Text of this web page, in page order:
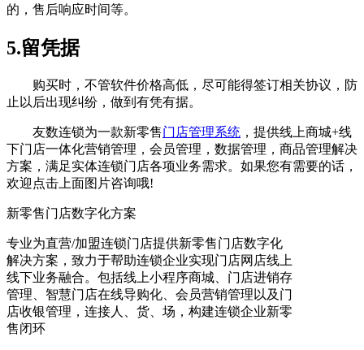
的，售后响应时间等。
5.留凭据
购买时，不管软件价格高低，尽可能得签订相关协议，防
止以后出现纠纷，做到有凭有据。
友数连锁为一款新零售门店管理系统 ，提供线上商城+线
下门店一体化营销管理，会员管理，数据管理，商品管理解决
方案，满足实体连锁门店各项业务需求。如果您有需要的话，
欢迎点击上面图片咨询哦!
新零售门店数字化方案
专业为直营/加盟连锁门店提供新零售门店数字化
解决方案，致力于帮助连锁企业实现门店网店线上
线下业务融合。包括线上小程序商城、门店进销存
管理、智慧门店在线导购化、会员营销管理以及门
店收银管理，连接人、货、场，构建连锁企业新零
售闭环